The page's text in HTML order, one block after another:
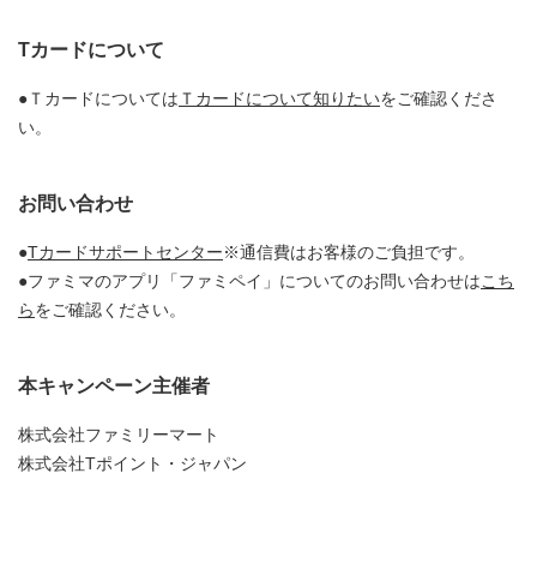
Tカードについて
●Ｔカードについては Ｔカードについて知りたいをご確認くださ
い。
お問い合わせ
●Tカードサポートセンター※通信費はお客様のご負担です。
●ファミマのアプリ「ファミペイ」についてのお問い合わせはこち
らをご確認ください。
本キャンペーン主催者
株式会社ファミリーマート
株式会社Tポイント・ジャパン